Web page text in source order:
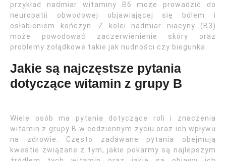
przykład nadmiar witaminy B6 może prowadzić do
neuropatii obwodowej objawiającej się bólem i
osłabieniem kończyn. Z kolei nadmiar niacyny (B3)
może powodować zaczerwienienie skóry oraz
problemy żołądkowe takie jak nudności czy biegunka.
Jakie są najczęstsze pytania
dotyczące witamin z grupy B
Wiele osób ma pytania dotyczące roli i znaczenia
witamin z grupy B w codziennym życiu oraz ich wpływu
na zdrowie. Często zadawane pytania obejmują
kwestie związane z tym, jakie pokarmy są najlepszym